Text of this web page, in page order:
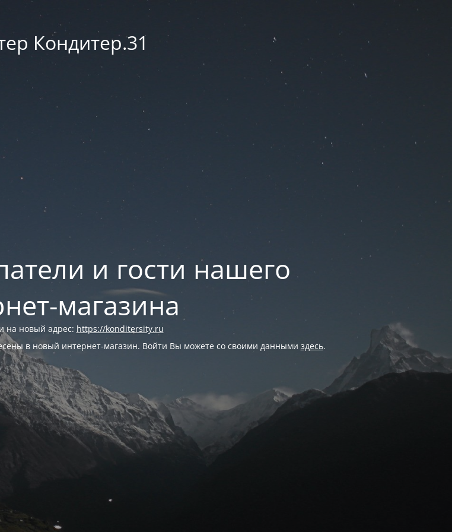
Кондитер.31
и гости нашего
магазина
на новый адрес: https://konditersity.ru
в новый интернет-магазин. Войти Вы можете со своими данными здесь.